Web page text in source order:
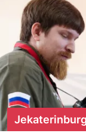
Jekaterinburg